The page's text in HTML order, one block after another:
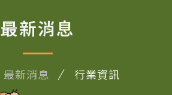
最新消息
最新消息 行業資訊